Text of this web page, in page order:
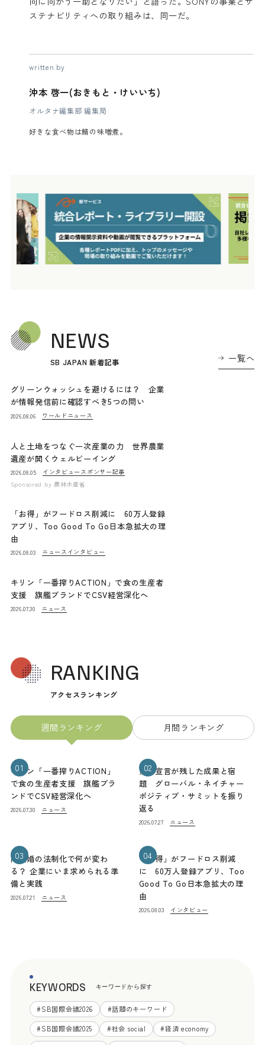
ステナビリティへの取り組みは、同一だ。
written by
沖本 啓一(おきもと・けいいち)
オルタナ編集部 編集局
好きな食べ物は鯖の味噌煮。
NEWS
SB JAPAN 新着記事 一覧へ
グリーンウォッシュを避けるには？ 企業
が情報発信前に確認すべき5つの問い
2026.08.06 ワールドニュース
人と土地をつなぐ一次産業の力 世界農業
遺産が開くウェルビーイング
2026.08.05 インタビュー スポンサー記事
Sponsored by 農林水産省
「お得」がフードロス削減に 60万人登録
アプリ、Too Good To Go日本急拡大の理
由
2026.08.03 ニュース インタビュー
キリン「一番搾りACTION」で食の生産者
支援 旗艦ブランドでCSV経営深化へ
2026.07.30 ニュース
RANKING
アクセスランキング
週間ランキング 月間ランキング
01
キリン「一番搾りACTION」
で食の生産者支援 旗艦ブラ
ンドでCSV経営深化へ
2026.07.30 ニュース
02
熊本宣言が残した成果と宿
題 グローバル・ネイチャー
ポジティブ・サミットを振り
返る
2026.07.27 ニュース
03
同性婚の法制化で何が変わ
る？ 企業にいま求められる準
備と実践
2026.07.21 ニュース
04
「お得」がフードロス削減
に 60万人登録アプリ、Too
Good To Go日本急拡大の理
由
2026.08.03 インタビュー
KEYWORDS キーワードから探す
#SB国際会議2026 #話題のキーワード
#SB国際会議2025 #社会 social #経済 economy